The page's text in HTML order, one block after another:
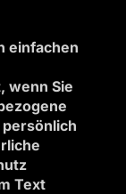
einfachen
wenn Sie
persönlich
Text